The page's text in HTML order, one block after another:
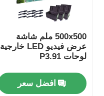
500x500 ملم شاشة
عرض فيديو LED خارجية
لوحات P3.91
افضل سعر